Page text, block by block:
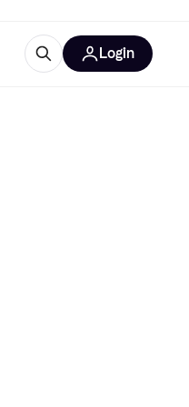
Login